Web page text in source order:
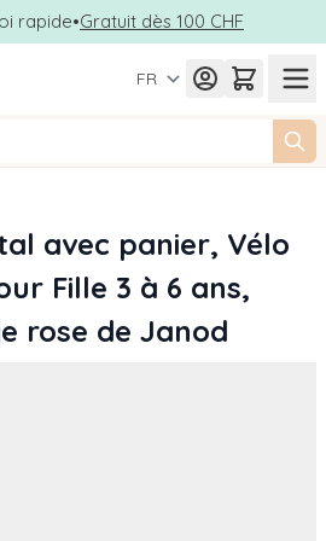
rapide•Gratuit dès 100 CHF
FR
avec panier, Vélo
Fille 3 à 6 ans,
rose de Janod